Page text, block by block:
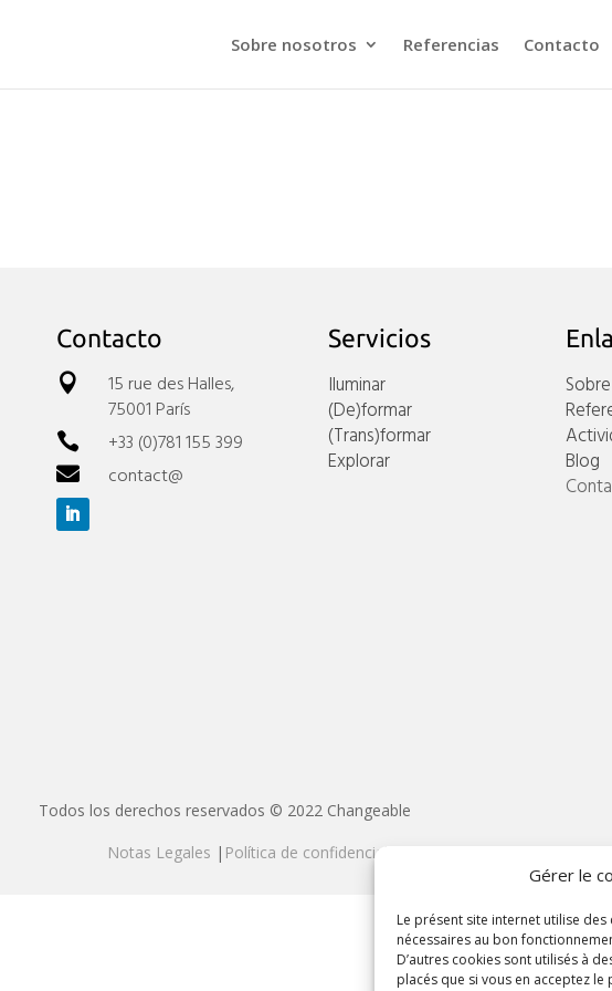
Gérer le
Le présent site internet utilise
nécessaires au bon
D’autres cookies sont utilisés à
placés que si vous en acceptez le
Sobre nosotros Referencias Contacto
Contacto

15 rue des Halles,
75001 París
 +33 (0)781 155 399
 contact@
Servicios
Iluminar
(De)formar
(Trans)formar
Explorar
Blog
Todos los derechos reservados © 2022 Changeable
Notas Legales | Política de confidencialidad